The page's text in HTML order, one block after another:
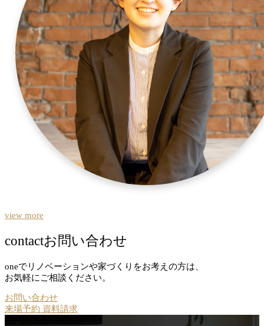
view more
contactお問い合わせ
oneでリノベーションや家づくりをお考えの方は、
お気軽にご相談ください。
お問い合わせ
来場予約 資料請求